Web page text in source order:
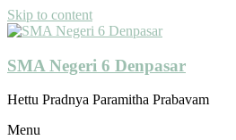
Skip to content
SMA Negeri 6 Denpasar
Hettu Pradnya Paramitha Prabavam
Menu